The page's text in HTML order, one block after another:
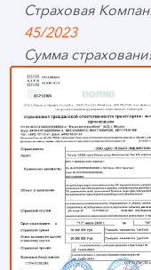
Страховая
45/2023
Сумма